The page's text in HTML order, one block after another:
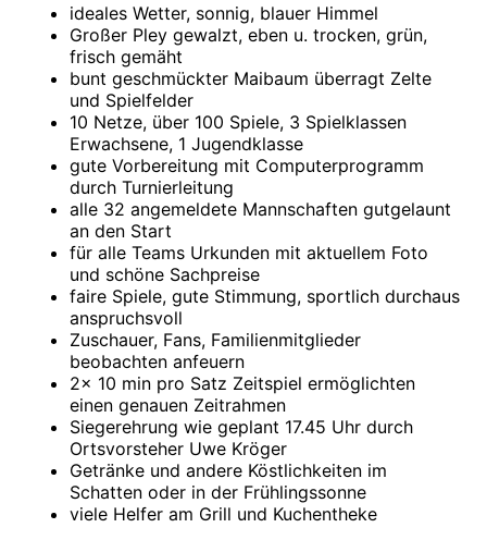
ideales Wetter, sonnig, blauer Himmel
Großer Pley gewalzt, eben u. trocken, grün,
frisch gemäht
bunt geschmückter Maibaum überragt Zelte
und Spielfelder
10 Netze, über 100 Spiele, 3 Spielklassen
Erwachsene, 1 Jugendklasse
gute Vorbereitung mit Computerprogramm
durch Turnierleitung
alle 32 angemeldete Mannschaften gutgelaunt
an den Start
für alle Teams Urkunden mit aktuellem Foto
und schöne Sachpreise
faire Spiele, gute Stimmung, sportlich durchaus
anspruchsvoll
Zuschauer, Fans, Familienmitglieder
beobachten anfeuern
2x 10 min pro Satz Zeitspiel ermöglichten
einen genauen Zeitrahmen
Siegerehrung wie geplant 17.45 Uhr durch
Ortsvorsteher Uwe Kröger
Getränke und andere Köstlichkeiten im
Schatten oder in der Frühlingssonne
viele Helfer am Grill und Kuchentheke